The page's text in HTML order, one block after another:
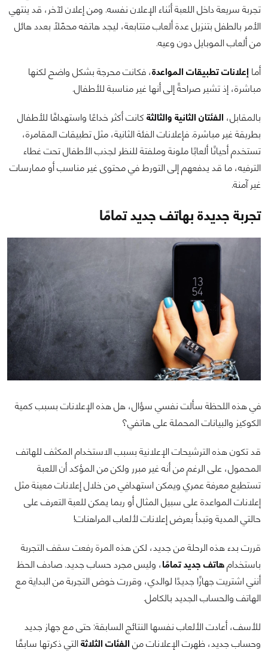
تجربة سريعة داخل اللعبة أثناء الإعلان نفسه. ومن إعلان لآخر، قد ينتهي
الأمر بالطفل بتنزيل عدة ألعاب متتابعة، ليجد هاتفه محمّلًا بعدد هائل
من ألعاب الموبايل دون وعيه.
أما إعلانات تطبيقات المواعدة، فكانت محرجة بشكل واضح لكنها
مباشرة، إذ تشير صراحةً إلى أنها غير مناسبة للأطفال.
بالمقابل، الفئتان الثانية والثالثةكانت أكثر خداعًا واستهدافًا للأطفال
بطريقة غير مباشرة. فإعلانات الفئة الثانية، مثل تطبيقات المقامرة،
تستخدم أحيانًا ألعابًا ملونة وملفتة للنظر لجذب الأطفال تحت غطاء
الترفيه، ما قد يدفعهم إلى التورط في محتوى غير مناسب أو ممارسات
غير آمنة.
تجربة جديدة بهاتف جديد تمامًا
في هذه اللحظة سألت نفسي سؤال، هل هذه الإعلانات بسبب كمية
الكوكيز والبيانات المحملة على هاتفي؟
قد تكون هذه الترشيحات الإعلانية بسبب الاستخدام المكثف للهاتف
المحمول، على الرغم من أنه غير مبرر ولكن من المؤكد أن اللعبة
تستطيع معرفة عمري ويمكن استهدافي من خلال إعلانات معينة مثل
إعلانات المواعدة على سبيل المثال أو ربما يمكن للعبة التعرف على
حالتي المدية وتبدأ بعرض إعلانات لألعاب المراهنات!
قررت بدء هذه الرحلة من جديد، لكن هذه المرة رفعت سقف التجربة
باستخدامهاتف جديد تمامًا، وليس مجرد حساب جديد. صادف الحظ
أنني اشتريت جهازًا جديدًا لوالدي، وقررت خوض التجربة من البداية مع
الهاتف والحساب الجديد بالكامل.
للأسف، أعادت الألعاب نفسها النتائج السابقة: حتى مع جهاز جديد
وحساب جديد، ظهرت الإعلانات من الفئات الثلاثةالتي ذكرتها سابقًا